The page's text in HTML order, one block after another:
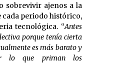
sobrevivir ajenos a la
periodo histórico,
tecnológica. “Antes
porque tenía cierta
es más barato y
lo que priman los